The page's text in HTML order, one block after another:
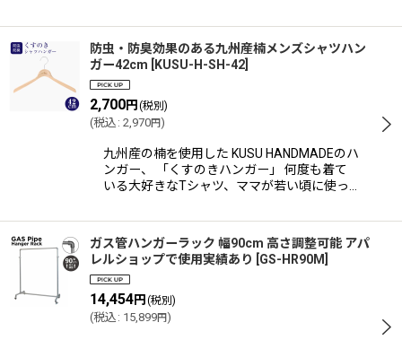
防虫・防臭効果のある九州産楠メンズシャツハン
ガー42cm
KUSU-H-SH-42
2,700円 (税別)
(税込 : 2,970円)
九州産の楠を使用した KUSU HANDMADEのハ
ンガー、 「くすのきハンガー」 何度も着て
いる大好きなTシャツ、ママが若い頃に使っ…
ガス管ハンガーラック 幅90cm 高さ調整可能 アパ
レルショップで使用実績あり
GS-HR90M
14,454円 (税別)
(税込 : 15,899円)